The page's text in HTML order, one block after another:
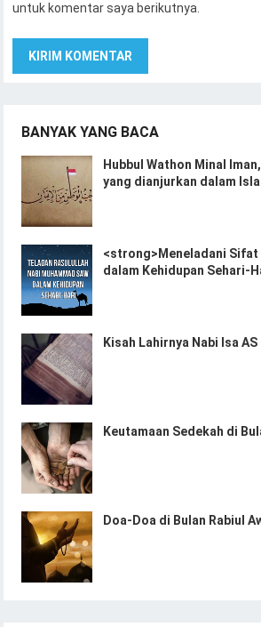
untuk komentar saya berikutnya.
BANYAK YANG BACA
Hubbul Wathon Minal
yang dianjurkan dalam
<strong>Meneladani Sifat
dalam Kehidupan Sehari-
Kisah Lahirnya Nabi Isa
Keutamaan Sedekah di
Doa-Doa di Bulan Rabiul